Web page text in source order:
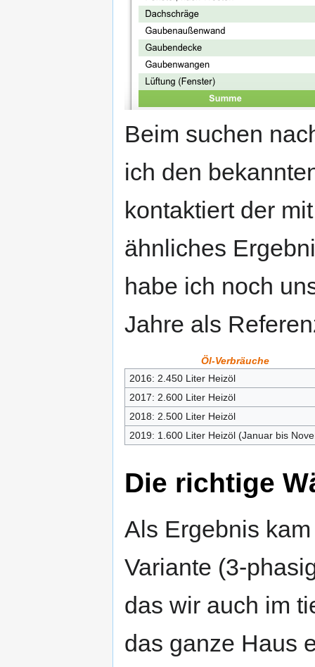
Beim suchen
ich den
kontaktiert der
ähnliches
habe ich noch
Jahre als
Öl-Verbräuche
2016: 2.450 Liter Heizöl
2017: 2.600 Liter Heizöl
2018: 2.500 Liter Heizöl
2019: 1.600 Liter Heizöl (Januar bis
Die richtige
Als Ergebnis
Variante (3-
das wir auch im
das ganze Haus